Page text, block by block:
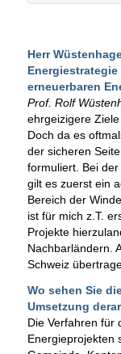
Herr
erneuerbaren
Prof. Rolf
ehrgeizigere
Doch da es
der sicheren
formuliert. Bei
gilt es zuerst ein
Bereich der
ist für mich z.T.
Projekte
Nachbarländern.
Schweiz
Wo sehen Sie
Umsetzung
Die Verfahren für
Energieprojekten